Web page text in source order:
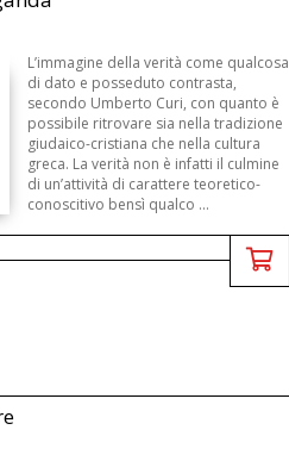
L’immagine della verità come qualcosa
di dato e posseduto contrasta,
secondo Umberto Curi, con quanto è
possibile ritrovare sia nella tradizione
giudaico-cristiana che nella cultura
greca. La verità non è infatti il culmine
di un’attività di carattere teoretico-
conoscitivo bensì qualco ...